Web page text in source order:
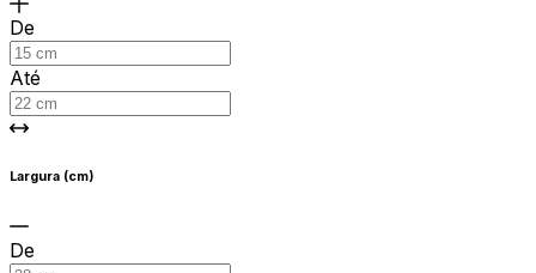
De
Até
Largura (cm)
De